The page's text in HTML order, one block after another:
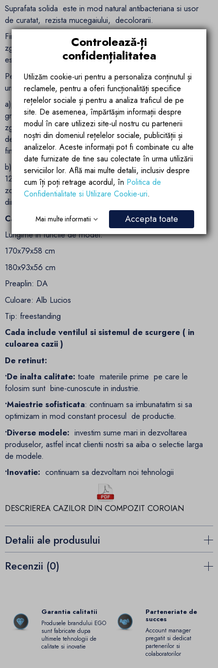
Suprafata solida este in mod natural antibacteriana si usor
de curatat, rezista mucegaiului, decolorarii.
Finisaj usor de reparat - daca suprafata este supusa la
zgarieturi sau abraziuni in timpul utilizarii, aceaa deteriorare
este usor de reparat.
Pentru pete incapatanate sau zgarieturi mici, va rugam sa
urmati tratamentul de mai jos:
a)pentru produsele cu finisaj mat, utilizati smirghel 400-600
granulatie pentru a slefui pe suprafata, pana cand petele sau
zgarieturile dispar, apoi stergeti suprafata folosind un agent
de curatare neutru si o carpa curata pana cand revine la
finisajul original.
b)pentru produsele cu finisaj lucios, utilizati smirghel 800-
1200 granulatie pentru a slefui pe suprafata, apoi frecati
zona cu ceara de lustruire si o carpa curata pana cand este
din nou lucioasa.
Caracteristici generale:
Lungime in functie de model:
170x79x58 cm
180x93x56 cm
Preaplin: DA
Culoare: Alb Lucios
Tip: freestanding
Cada include ventilul si sistemul de scurgere ( in
culoarea cazii )
De retinut:
•De inalta calitate: toate materiile prime pe care le
folosim sunt bine-cunoscute in industrie.
•Maiestrie sofisticata: continuam sa imbunatatim si sa
optimizam in mod constant procesul de productie.
•Diverse modele: investim sume mari in dezvoltarea
produselor, astfel incat clientii nostri sa aiba o selectie larga
de modele.
•Inovatie: continuam sa dezvoltam noi tehnologii
DESCRIEREA CAZILOR DIN COMPOZIT COROIAN
Detalii ale produsului
Recenzii (0)
Garantia calitatii
Produsele brandului EGO
sunt fabricate dupa
ultimele tehnologii de
calitate si inovatie
Parteneriate de
succes
Account manager
pregatit si dedicat
partenerilor si
colaboratorilor
Controlează-ți
confidențialitatea
Utilizăm cookie-uri pentru a personaliza conținutul și
reclamele, pentru a oferi funcționalități specifice
rețelelor sociale și pentru a analiza traficul de pe
site. De asemenea, împărtășim informații despre
modul în care utilizezi site-ul nostru cu partenerii
noștri din domeniul rețelelor sociale, publicității și
analizelor. Aceste informații pot fi combinate cu alte
date furnizate de tine sau colectate în urma utilizării
serviciilor lor. Află mai multe detalii, inclusiv despre
cum îți poți retrage acordul, în Politica de
Confidentialitate si Utilizare Cookie-uri.
Mai multe informatii Accepta toate